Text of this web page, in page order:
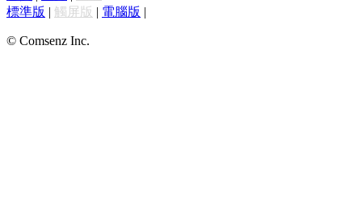
標準版 | 觸屏版 | 電腦版 |
© Comsenz Inc.